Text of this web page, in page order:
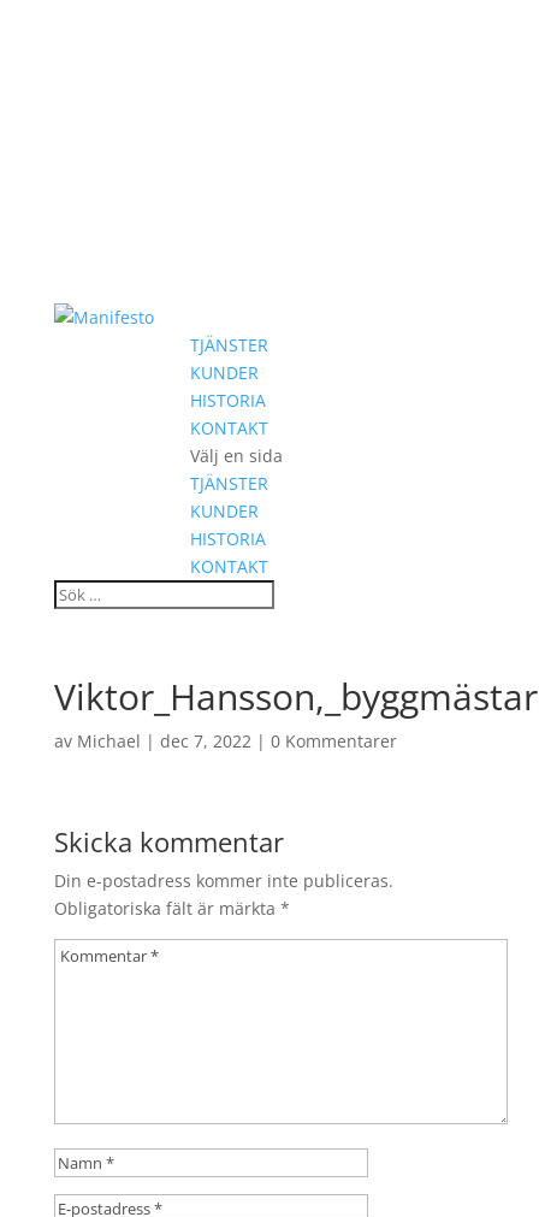
TJÄNSTER
KUNDER
HISTORIA
KONTAKT
Välj en sida
TJÄNSTER
KUNDER
HISTORIA
KONTAKT
av Michael | dec 7, 2022| 0 Kommentarer
Skicka kommentar
Din e-postadress kommer inte publiceras.
Obligatoriska fält är märkta *